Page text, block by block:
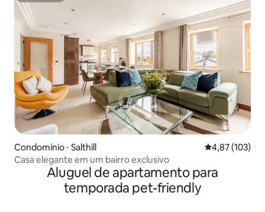
Condomínio ⋅ Salthill 4,87 de uma
4,87 (103)
Casa elegante em um bairro exclusivo
Aluguel de apartamento para
temporada pet-friendly